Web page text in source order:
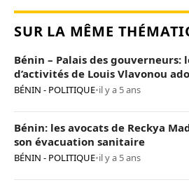
SUR LA MÊME
Bénin – Palais des gouverneurs:
d’activités de Louis Vlavonou
BÉNIN - POLITIQUE•il y a 5 ans
Bénin: les avocats de Reckya
son évacuation sanitaire
BÉNIN - POLITIQUE•il y a 5 ans